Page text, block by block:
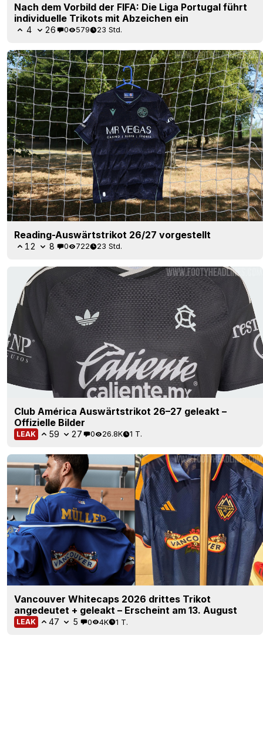
Nach dem Vorbild der FIFA: Die Liga Portugal führt
individuelle Trikots mit Abzeichen ein
4 26 0 579 23 Std.
Reading-Auswärtstrikot 26/27 vorgestellt
12 8 0 722 23 Std.
Club América Auswärtstrikot 26–27 geleakt –
Offizielle Bilder
LEAK 59 27 0 26.8K 1 T.
Vancouver Whitecaps 2026 drittes Trikot
angedeutet + geleakt – Erscheint am 13. August
LEAK 47 5 0 4K 1 T.